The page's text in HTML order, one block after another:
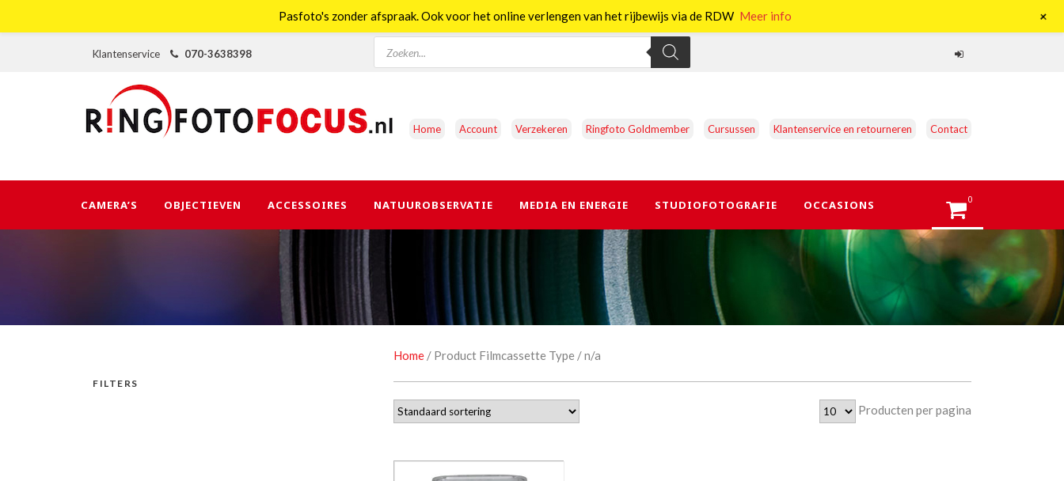
Klantenservice 070-3638398
Producten
zoeken
Home Account Verzekeren Ringfoto Goldmember Cursussen Klantenservice en retourneren Contact
CAMERA’S OBJECTIEVEN ACCESSOIRES NATUUROBSERVATIE MEDIA EN ENERGIE STUDIOFOTOGRAFIE OCCASIONS 0
Home / Product Filmcassette Type / n/a
Producten per pagina
FILTERS
Pasfoto's zonder afspraak. Ook voor het online verlengen van het rijbewijs via de RDW Meer info +